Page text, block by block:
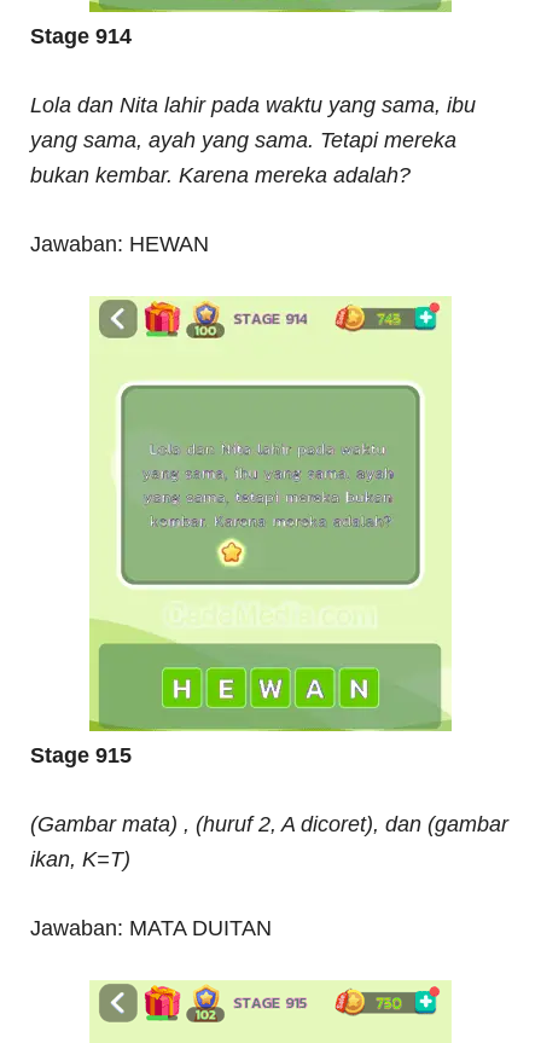
Stage 914
Lola dan Nita lahir pada waktu yang sama, ibu
yang sama, ayah yang sama. Tetapi mereka
bukan kembar. Karena mereka adalah?
Jawaban: HEWAN
Stage 915
(Gambar mata) , (huruf 2, A dicoret), dan (gambar
ikan, K=T)
Jawaban: MATA DUITAN